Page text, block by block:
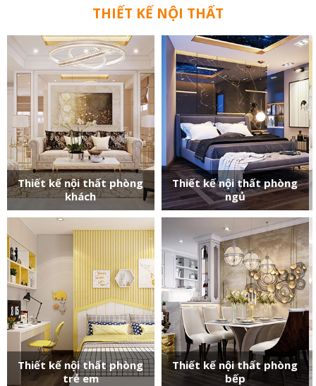
THIẾT KẾ NỘI THẤT
Thiết kế nội thất phòng
khách
Thiết kế nội thất phòng
ngủ
Thiết kế nội thất phòng
trẻ em
Thiết kế nội thất phòng
bếp